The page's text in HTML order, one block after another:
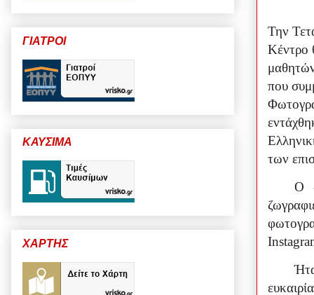
Την
Κέντρο
που
των
Ο
ΓΙΑΤΡΟΙ
ΚΑΥΣΙΜΑ
ΧΑΡΤΗΣ